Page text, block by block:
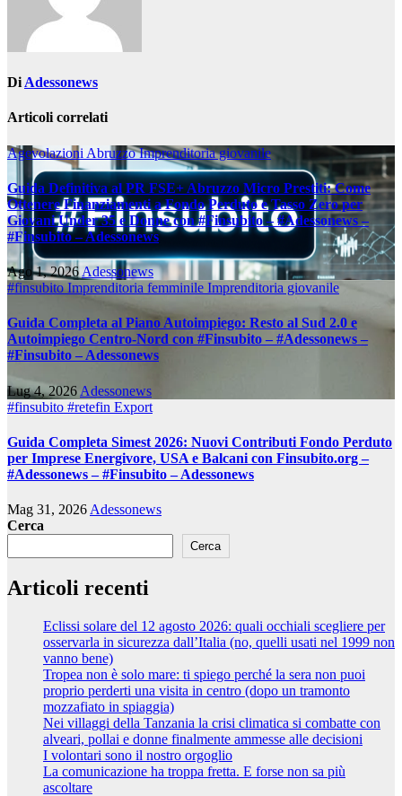
Di Adessonews
Articoli correlati
Agevolazioni AbruzzoImprenditoria giovanile
Guida Definitiva al PR FSE+ Abruzzo Micro Prestiti: Come
Ottenere Finanziamenti a Fondo Perduto e Tasso Zero per
Giovani Under 35 e Donne con #Finsubito – #Adessonews –
#Finsubito – Adessonews
Ago 1, 2026 Adessonews
#finsubitoImprenditoria femminile Imprenditoria giovanile
Guida Completa al Piano Autoimpiego: Resto al Sud 2.0 e
Autoimpiego Centro-Nord con #Finsubito – #Adessonews –
#Finsubito – Adessonews
Lug 4, 2026 Adessonews
#finsubito #retefin Export
Guida Completa Simest 2026: Nuovi Contributi Fondo Perduto
per Imprese Energivore, USA e Balcani con Finsubito.org –
#Adessonews – #Finsubito – Adessonews
Mag 31, 2026 Adessonews
Cerca
Cerca
Articoli recenti
Eclissi solare del 12 agosto 2026: quali occhiali scegliere per
osservarla in sicurezza dall’Italia (no, quelli usati nel 1999 non
vanno bene)
Tropea non è solo mare: ti spiego perché la sera non puoi
proprio perderti una visita in centro (dopo un tramonto
mozzafiato in spiaggia)
Nei villaggi della Tanzania la crisi climatica si combatte con
alveari, pollai e donne finalmente ammesse alle decisioni
I volontari sono il nostro orgoglio
La comunicazione ha troppa fretta. E forse non sa più
ascoltare